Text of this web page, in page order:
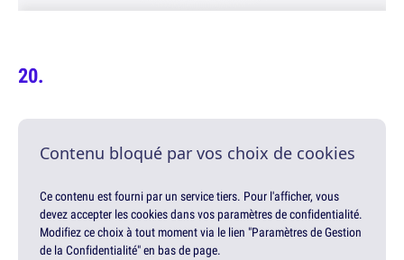
Contenu bloqué par vos choix de cookies
Ce contenu est fourni par un service tiers. Pour l'afficher, vous
devez accepter les cookies dans vos paramètres de confidentialité.
Modifiez ce choix à tout moment via le lien "Paramètres de Gestion
de la Confidentialité" en bas de page.